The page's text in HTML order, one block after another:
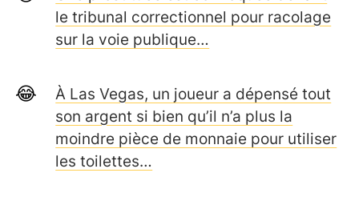
le tribunal correctionnel pour racolage
sur la voie publique…
À Las Vegas, un joueur a dépensé tout
son argent si bien qu’il n’a plus la
moindre pièce de monnaie pour utiliser
les toilettes…